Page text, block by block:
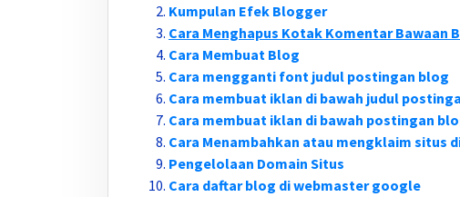
Kumpulan Efek Blogger
Cara Menghapus Kotak Komentar Bawaan
Cara Membuat Blog
Cara mengganti font judul postingan blog
Cara membuat iklan di bawah judul
Cara membuat iklan di bawah postingan
Cara Menambahkan atau mengklaim situs
Pengelolaan Domain Situs
Cara daftar blog di webmaster google